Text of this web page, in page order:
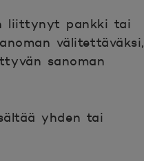
liittynyt pankki tai
välitettäväksi,
sanoman
yhden tai